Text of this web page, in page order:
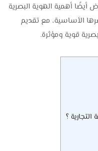
أهمية الهوية البصرية
الأساسية، مع تقديم
قوية ومؤثرة.
التجارية ؟